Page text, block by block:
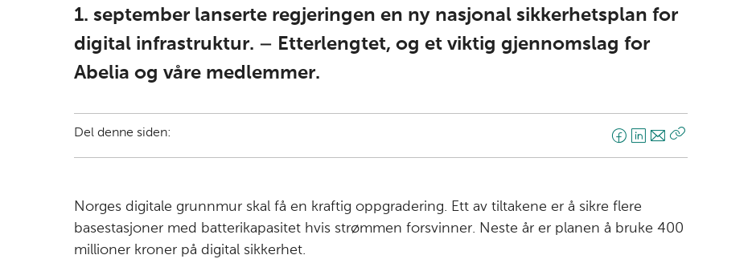
1. september lanserte regjeringen en ny nasjonal sikkerhetsplan for
digital infrastruktur. – Etterlengtet, og et viktig gjennomslag for
Abelia og våre medlemmer.
Del denne siden:
F
e
b
L
k
E
Norges digitale grunnmur skal få en kraftig oppgradering. Ett av tiltakene er å sikre flere
basestasjoner med batterikapasitet hvis strømmen forsvinner. Neste år er planen å bruke 400
millioner kroner på digital sikkerhet.